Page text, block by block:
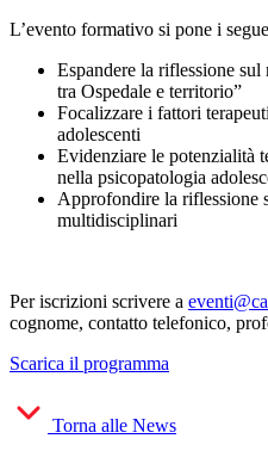
L’evento formativo si pone i
Espandere la riflessione
tra Ospedale e territorio”
Focalizzare i fattori
adolescenti
Evidenziare le potenzialità
nella psicopatologia
Approfondire la riflessione
multidisciplinari
Per iscrizioni scrivere a
cognome, contatto telefonico,
Scarica il programma
Torna alle News